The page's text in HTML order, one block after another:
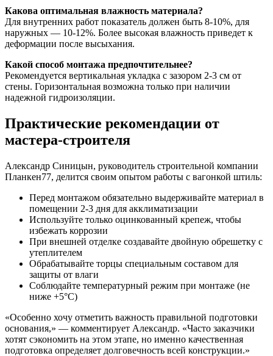
Какова оптимальная влажность материала?
Для внутренних работ показатель должен быть 8-10%, для
наружных — 10-12%. Более высокая влажность приведет к
деформации после высыхания.
Какой способ монтажа предпочтительнее?
Рекомендуется вертикальная укладка с зазором 2-3 см от
стены. Горизонтальная возможна только при наличии
надежной гидроизоляции.
Практические рекомендации от
мастера-строителя
Александр Синицын, руководитель строительной компании
Планкен77, делится своим опытом работы с вагонкой штиль:
Перед монтажом обязательно выдерживайте материал в
помещении 2-3 дня для акклиматизации
Используйте только оцинкованный крепеж, чтобы
избежать коррозии
При внешней отделке создавайте двойную обрешетку с
утеплителем
Обрабатывайте торцы специальным составом для
защиты от влаги
Соблюдайте температурный режим при монтаже (не
ниже +5°C)
«Особенно хочу отметить важность правильной подготовки
основания,» — комментирует Александр. «Часто заказчики
хотят сэкономить на этом этапе, но именно качественная
подготовка определяет долговечность всей конструкции.»